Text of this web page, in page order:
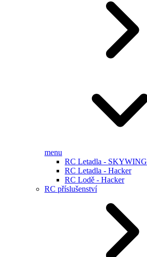
menu
RC Letadla - SKYWING
RC Letadla - Hacker
RC Lodě - Hacker
RC příslušenství